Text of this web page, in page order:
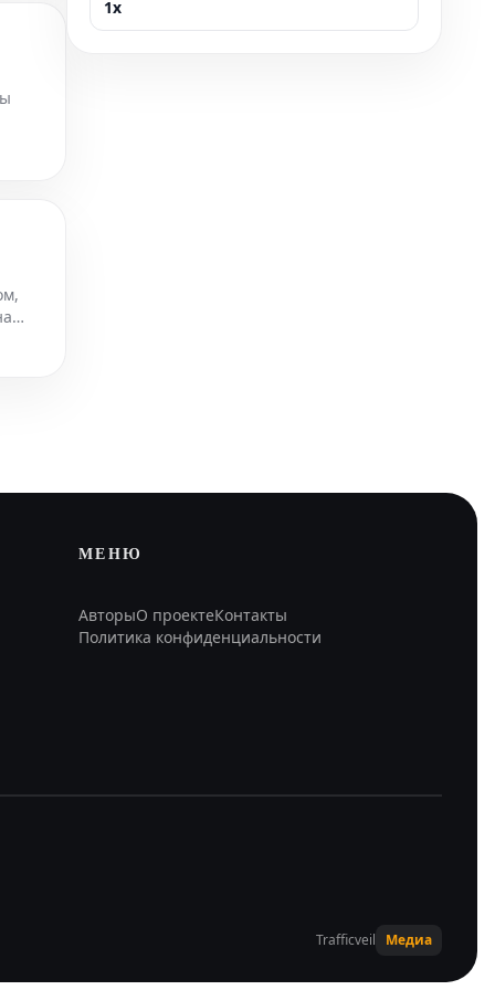
1x
МЕНЮ
АвторыО проектеКонтакты
Политика конфиденциальности
Trafficveil Медиа